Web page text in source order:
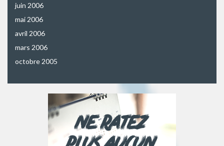
juin 2006
mai 2006
avril 2006
mars 2006
octobre 2005